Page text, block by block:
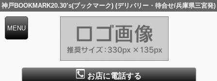
神戸BOOKMARK20.30’s(ブックマーク) (デリバリー・待合せ/兵庫県三宮発)
お店に電話する